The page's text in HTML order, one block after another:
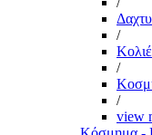
/
Κολιέ
/
/
view